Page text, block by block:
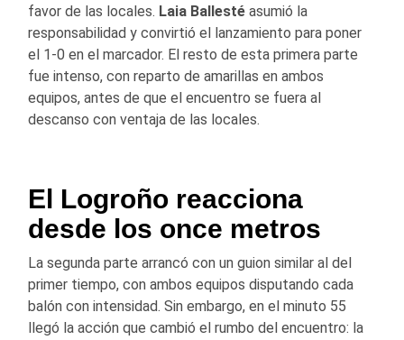
favor de las locales. Laia Ballesté asumió la
responsabilidad y convirtió el lanzamiento para poner
el 1-0 en el marcador. El resto de esta primera parte
fue intenso, con reparto de amarillas en ambos
equipos, antes de que el encuentro se fuera al
descanso con ventaja de las locales.
El Logroño reacciona
desde los once metros
La segunda parte arrancó con un guion similar al del
primer tiempo, con ambos equipos disputando cada
balón con intensidad. Sin embargo, en el minuto 55
llegó la acción que cambió el rumbo del encuentro: la